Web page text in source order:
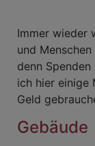
Immer wieder
und
denn
ich hier einige
Geld
Gebäude